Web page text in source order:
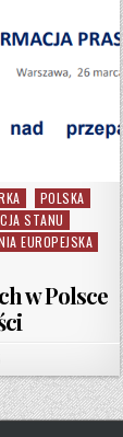
POLSKA
STANU
EUROPEJSKA
w Polsce